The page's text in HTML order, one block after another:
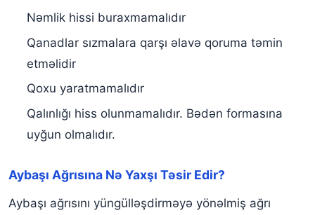
Nəmlik hissi buraxmamalıdır
Qanadlar sızmalara qarşı əlavə qoruma təmin
etməlidir
Qoxu yaratmamalıdır
Qalınlığı hiss olunmamalıdır. Bədən formasına
uyğun olmalıdır.
Aybaşı Ağrısına Nə Yaxşı Təsir Edir?
Aybaşı ağrısını yüngülləşdirməyə yönəlmiş ağrı